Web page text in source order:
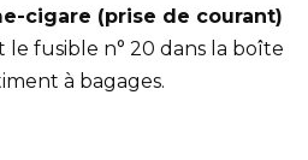
cigare (prise de courant)
le fusible n° 20 dans la boîte
à bagages.